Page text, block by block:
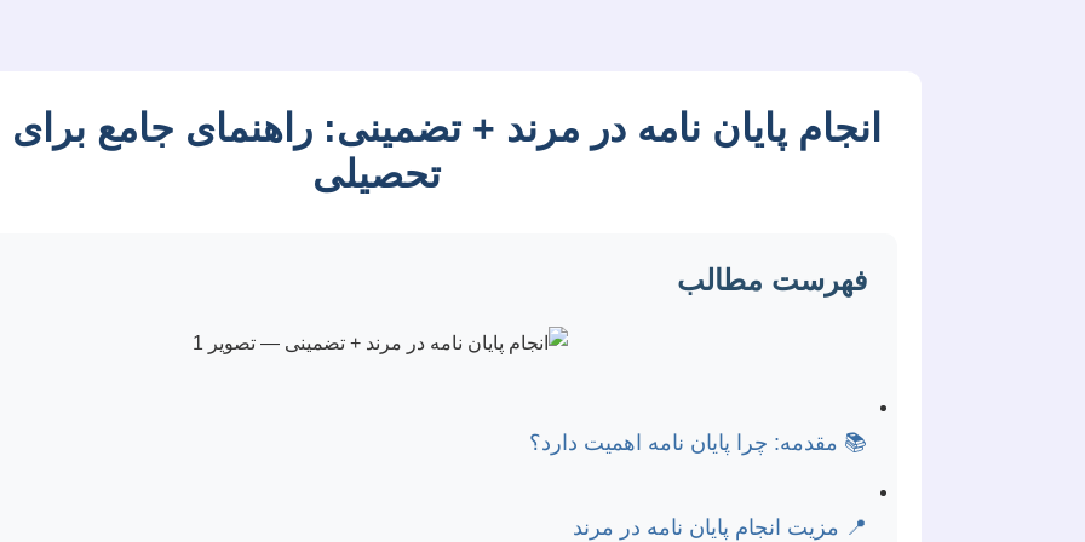
انجام پایان نامه در مرند + تضمینی: راهنمای جامع
تحصیلی
فهرست مطالب
📚 مقدمه: چرا پایان نامه اهمیت دارد؟
📍 مزیت انجام پایان نامه در مرند